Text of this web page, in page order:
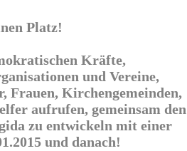
Platz!
Kräfte,
und Vereine,
Frauen, Kirchengemeinden,
aufrufen, gemeinsam den
zu entwickeln mit einer
und danach!